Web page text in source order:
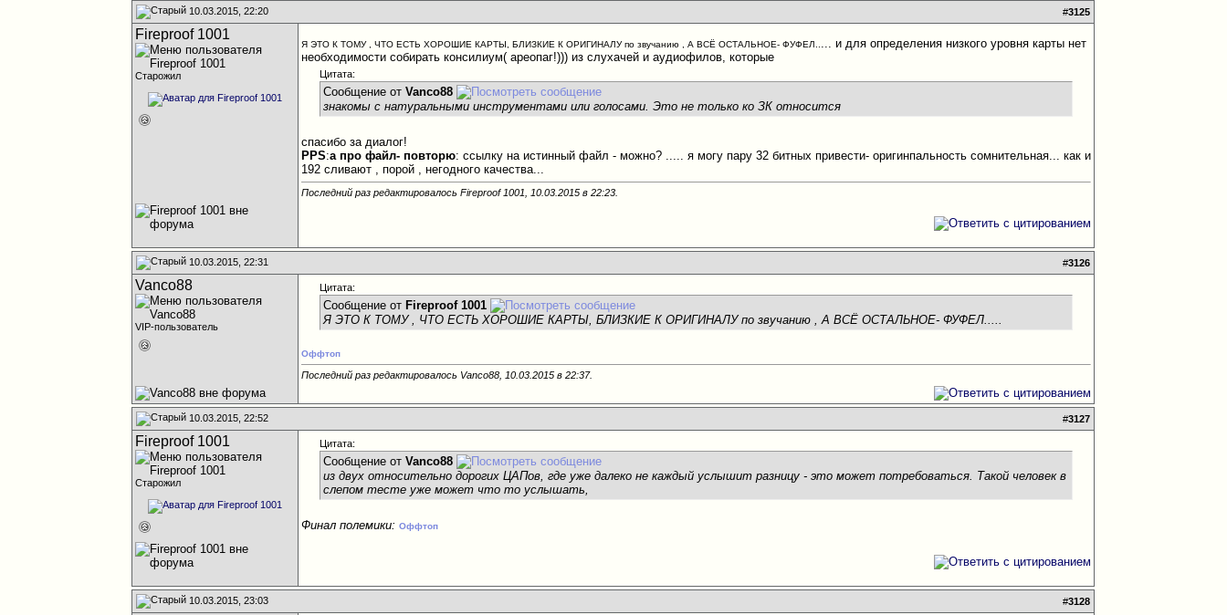
10.03.2015, 22:20 #3125
Fireproof 1001
Старожил
Я ЭТО К ТОМУ , ЧТО ЕСТЬ ХОРОШИЕ КАРТЫ, БЛИЗКИЕ К ОРИГИНАЛУ по звучанию , А ВСЁ ОСТАЛЬНОЕ- ФУФЕЛ.. ... и для определения низкого уровня карты нет
необходимости собирать консилиум( ареопаг!))) из слухачей и аудиофилов, которые
Цитата:
Сообщение отVanco88
знакомы с натуральными инструментами или голосами. Это не только ко ЗК относится
спасибо за диалог!
PPS:а про файл- повторю: ссылку на истинный файл - можно? ..... я могу пару 32 битных привести- оригинпальность сомнительная... как и
192 сливают , порой , негодного качества...
Последний раз редактировалось Fireproof 1001, 10.03.2015 в22:23
10.03.2015, 22:31 #3126
Vanco88
VIP-пользователь
Цитата:
Сообщение от Fireproof 1001
Я ЭТО К ТОМУ , ЧТО ЕСТЬ ХОРОШИЕ КАРТЫ, БЛИЗКИЕ К ОРИГИНАЛУ по звучанию , А ВСЁ ОСТАЛЬНОЕ- ФУФЕЛ.....
Оффтоп
Последний раз редактировалось Vanco88, 10.03.2015 в22:37.
10.03.2015, 22:52 #3127
Fireproof 1001
Старожил
Цитата:
Сообщение отVanco88
из двух относительно дорогих ЦАПов, где уже далеко не каждый услышит разницу - это может потребоваться. Такой человек в
слепом тесте уже может что то услышать,
Финал полемики: Оффтоп
10.03.2015, 23:03 #3128